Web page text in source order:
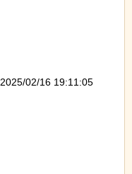
02/16 19:11:05